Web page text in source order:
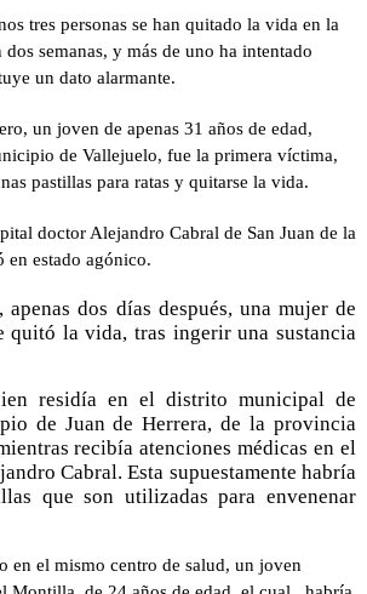
tres personas se han quitado la vida en la
semanas, y más de uno ha intentado
un dato alarmante.
un joven de apenas 31 años de edad,
de Vallejuelo, fue la primera víctima,
pastillas para ratas y quitarse la vida.
doctor Alejandro Cabral de San Juan de la
en estado agónico.
dos días después, una mujer de
quitó la vida, tras ingerir una sustancia
residía en el distrito municipal de
de Juan de Herrera, de la provincia
recibía atenciones médicas en el
Cabral. Esta supuestamente habría
que son utilizadas para envenenar
en el mismo centro de salud, un joven